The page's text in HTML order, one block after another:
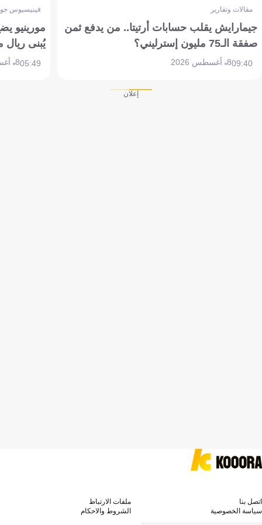
مقالات وتقارير
جيمارايش يقلب حسابات أرتيتا.. من يدفع ثمن
صفقة الـ75 مليون إسترليني؟
09:408 أغسطس 2026
فينيسيوس
مورينيو
يُبنى ريال
05:498 أغسطس 2026
إعلان
اتصل بنا
ملفات الارتباط
سياسة الخصوصية
الشروط والاحكام